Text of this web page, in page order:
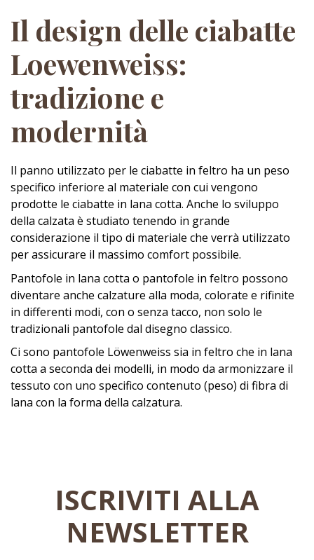
Il design delle ciabatte
Loewenweiss:
tradizione e
modernità
Il panno utilizzato per le ciabatte in feltro ha un peso
specifico inferiore al materiale con cui vengono
prodotte le ciabatte in lana cotta. Anche lo sviluppo
della calzata è studiato tenendo in grande
considerazione il tipo di materiale che verrà utilizzato
per assicurare il massimo comfort possibile.
Pantofole in lana cotta o pantofole in feltro possono
diventare anche calzature alla moda, colorate e rifinite
in differenti modi, con o senza tacco, non solo le
tradizionali pantofole dal disegno classico.
Ci sono pantofole Löwenweiss sia in feltro che in lana
cotta a seconda dei modelli, in modo da armonizzare il
tessuto con uno specifico contenuto (peso) di fibra di
lana con la forma della calzatura.
ISCRIVITI ALLA
NEWSLETTER